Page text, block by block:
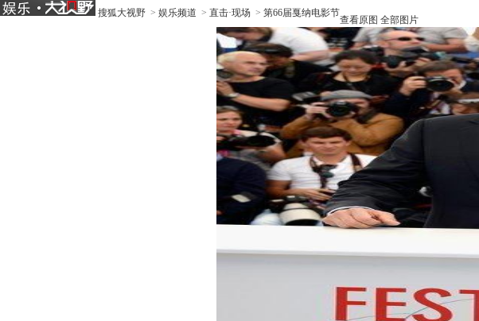
搜狐大视野 > 娱乐频道 > 直击·现场 > 第66届戛纳电影节
查看原图 全部图片